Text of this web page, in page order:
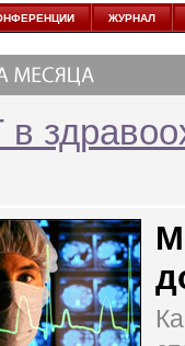
ЖУРНАЛ